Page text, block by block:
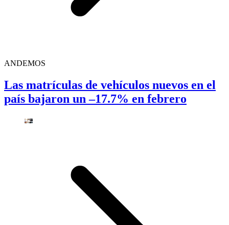
ANDEMOS
Las matrículas de vehículos nuevos en el
país bajaron un –17.7% en febrero